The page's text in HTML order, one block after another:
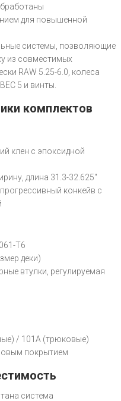
для повышенной
системы, позволяющие
из совместимых
RAW 5.25-6.0, колеса
5 и винты.
комплектов
клен с эпоксидной
длина 31.3-32.625"
конкейв с
T6
деки)
втулки, регулируемая
/ 101A (трюковые)
покрытием
система